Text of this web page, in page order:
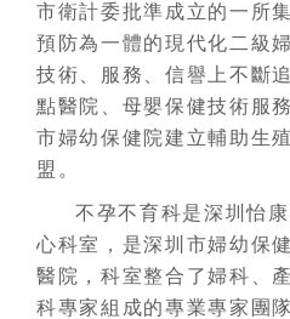
市衛計委批準成立的一所
預防為一體的現代化二級
技術、服務、信譽上不斷
點醫院、母嬰保健技術服
市婦幼保健院建立輔助生
盟。
不孕不育科是深圳怡
心科室，是深圳市婦幼保
醫院，科室整合了婦科、
科專家組成的專業專家團